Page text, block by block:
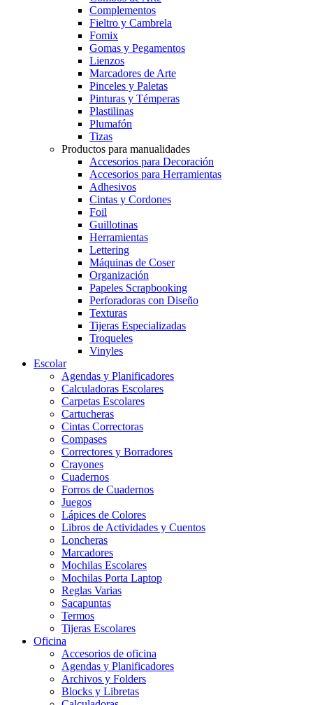
Complementos
Fieltro y Cambrela
Fomix
Gomas y Pegamentos
Lienzos
Marcadores de Arte
Pinceles y Paletas
Pinturas y Témperas
Plastilinas
Plumafón
Tizas
Productos para manualidades
Accesorios para Decoración
Accesorios para Herramientas
Adhesivos
Cintas y Cordones
Foil
Guillotinas
Herramientas
Lettering
Máquinas de Coser
Organización
Papeles Scrapbooking
Perforadoras con Diseño
Texturas
Tijeras Especializadas
Troqueles
Vinyles
Escolar
Agendas y Planificadores
Calculadoras Escolares
Carpetas Escolares
Cartucheras
Cintas Correctoras
Compases
Correctores y Borradores
Crayones
Cuadernos
Forros de Cuadernos
Juegos
Lápices de Colores
Libros de Actividades y Cuentos
Loncheras
Marcadores
Mochilas Escolares
Mochilas Porta Laptop
Reglas Varias
Sacapuntas
Termos
Tijeras Escolares
Oficina
Accesorios de oficina
Agendas y Planificadores
Archivos y Folders
Blocks y Libretas